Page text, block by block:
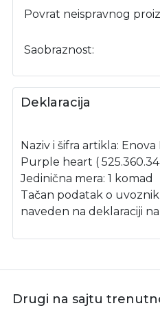
Povrat neispravnog
Saobraznost:
Deklaracija
Naziv i šifra artikla:
Purple heart ( 525.360.34
Jedinična mera: 1 komad
Tačan podatak o
naveden na deklaraciji
Drugi na sajtu